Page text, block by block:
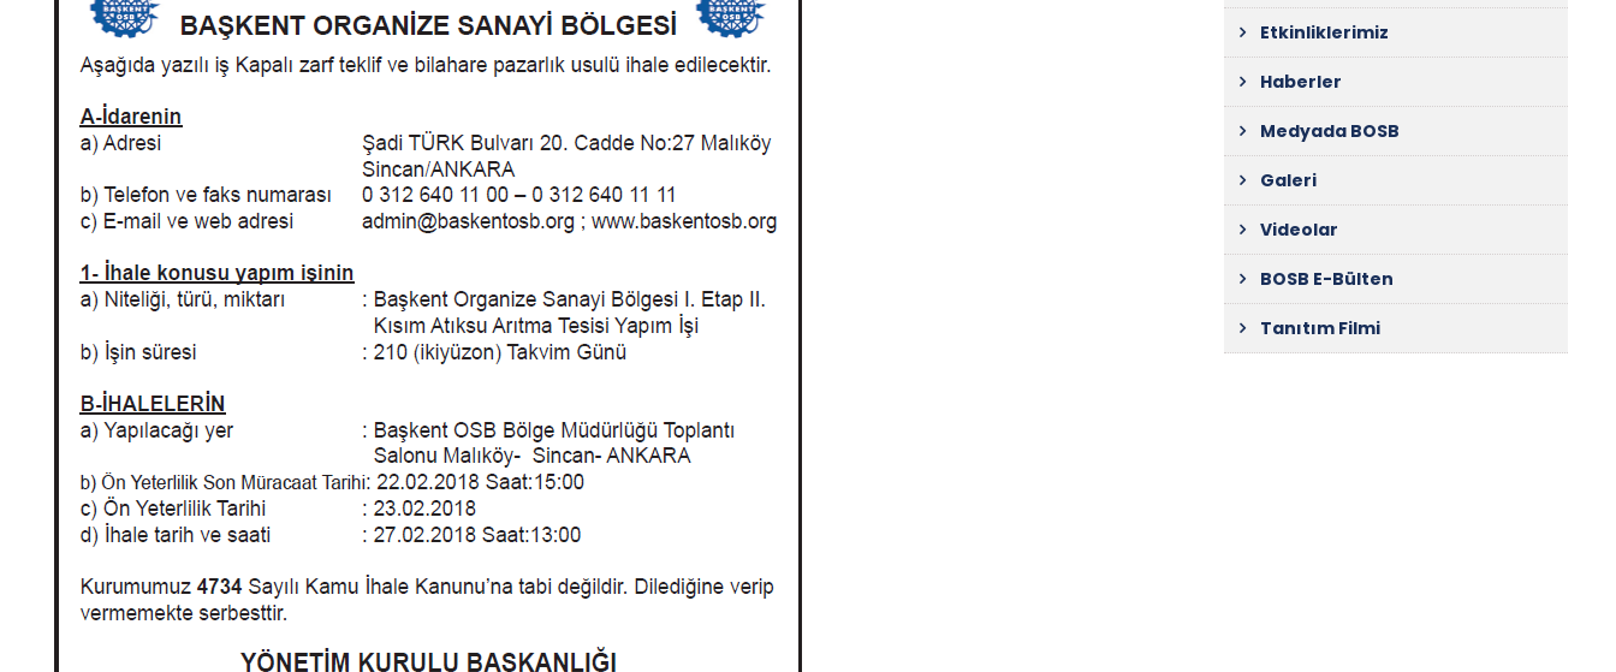
Etkinliklerimiz
Haberler
Medyada BOSB
Galeri
Videolar
BOSB E-Bülten
Tanıtım Filmi